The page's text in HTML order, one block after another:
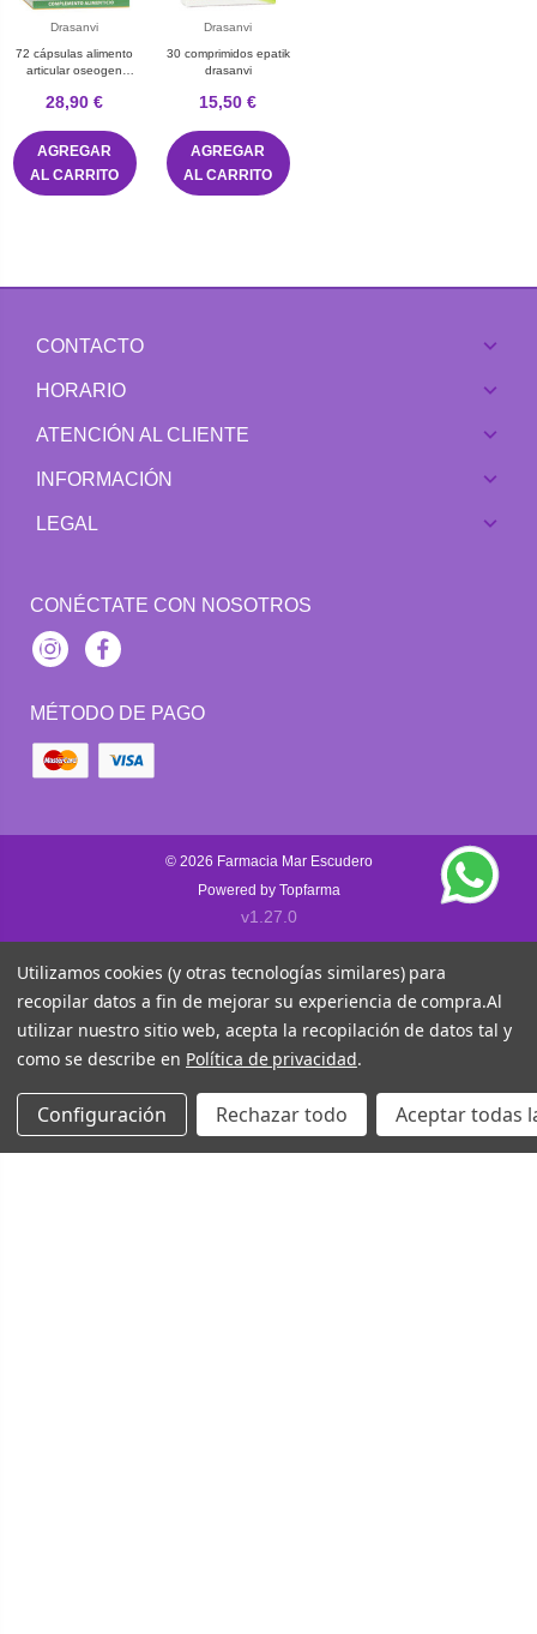
Drasanvi
72 cápsulas alimento
articular oseogen
28,90 €
AGREGAR
AL CARRITO
Drasanvi
30 comprimidos epatik
drasanvi
15,50 €
AGREGAR
AL CARRITO
CONTACTO
HORARIO
ATENCIÓN AL CLIENTE
INFORMACIÓN
LEGAL
CONÉCTATE CON NOSOTROS
InstagramFacebook
MÉTODO DE PAGO
© 2026 Farmacia Mar Escudero
Powered by Topfarma
v1.27.0
Utilizamos cookies (y otras tecnologías similares) para
recopilar datos a fin de mejorar su experiencia de compra.Al
utilizar nuestro sitio web, acepta la recopilación de datos tal y
como se describe en Política de privacidad.
Configuración Rechazar todo Aceptar todas